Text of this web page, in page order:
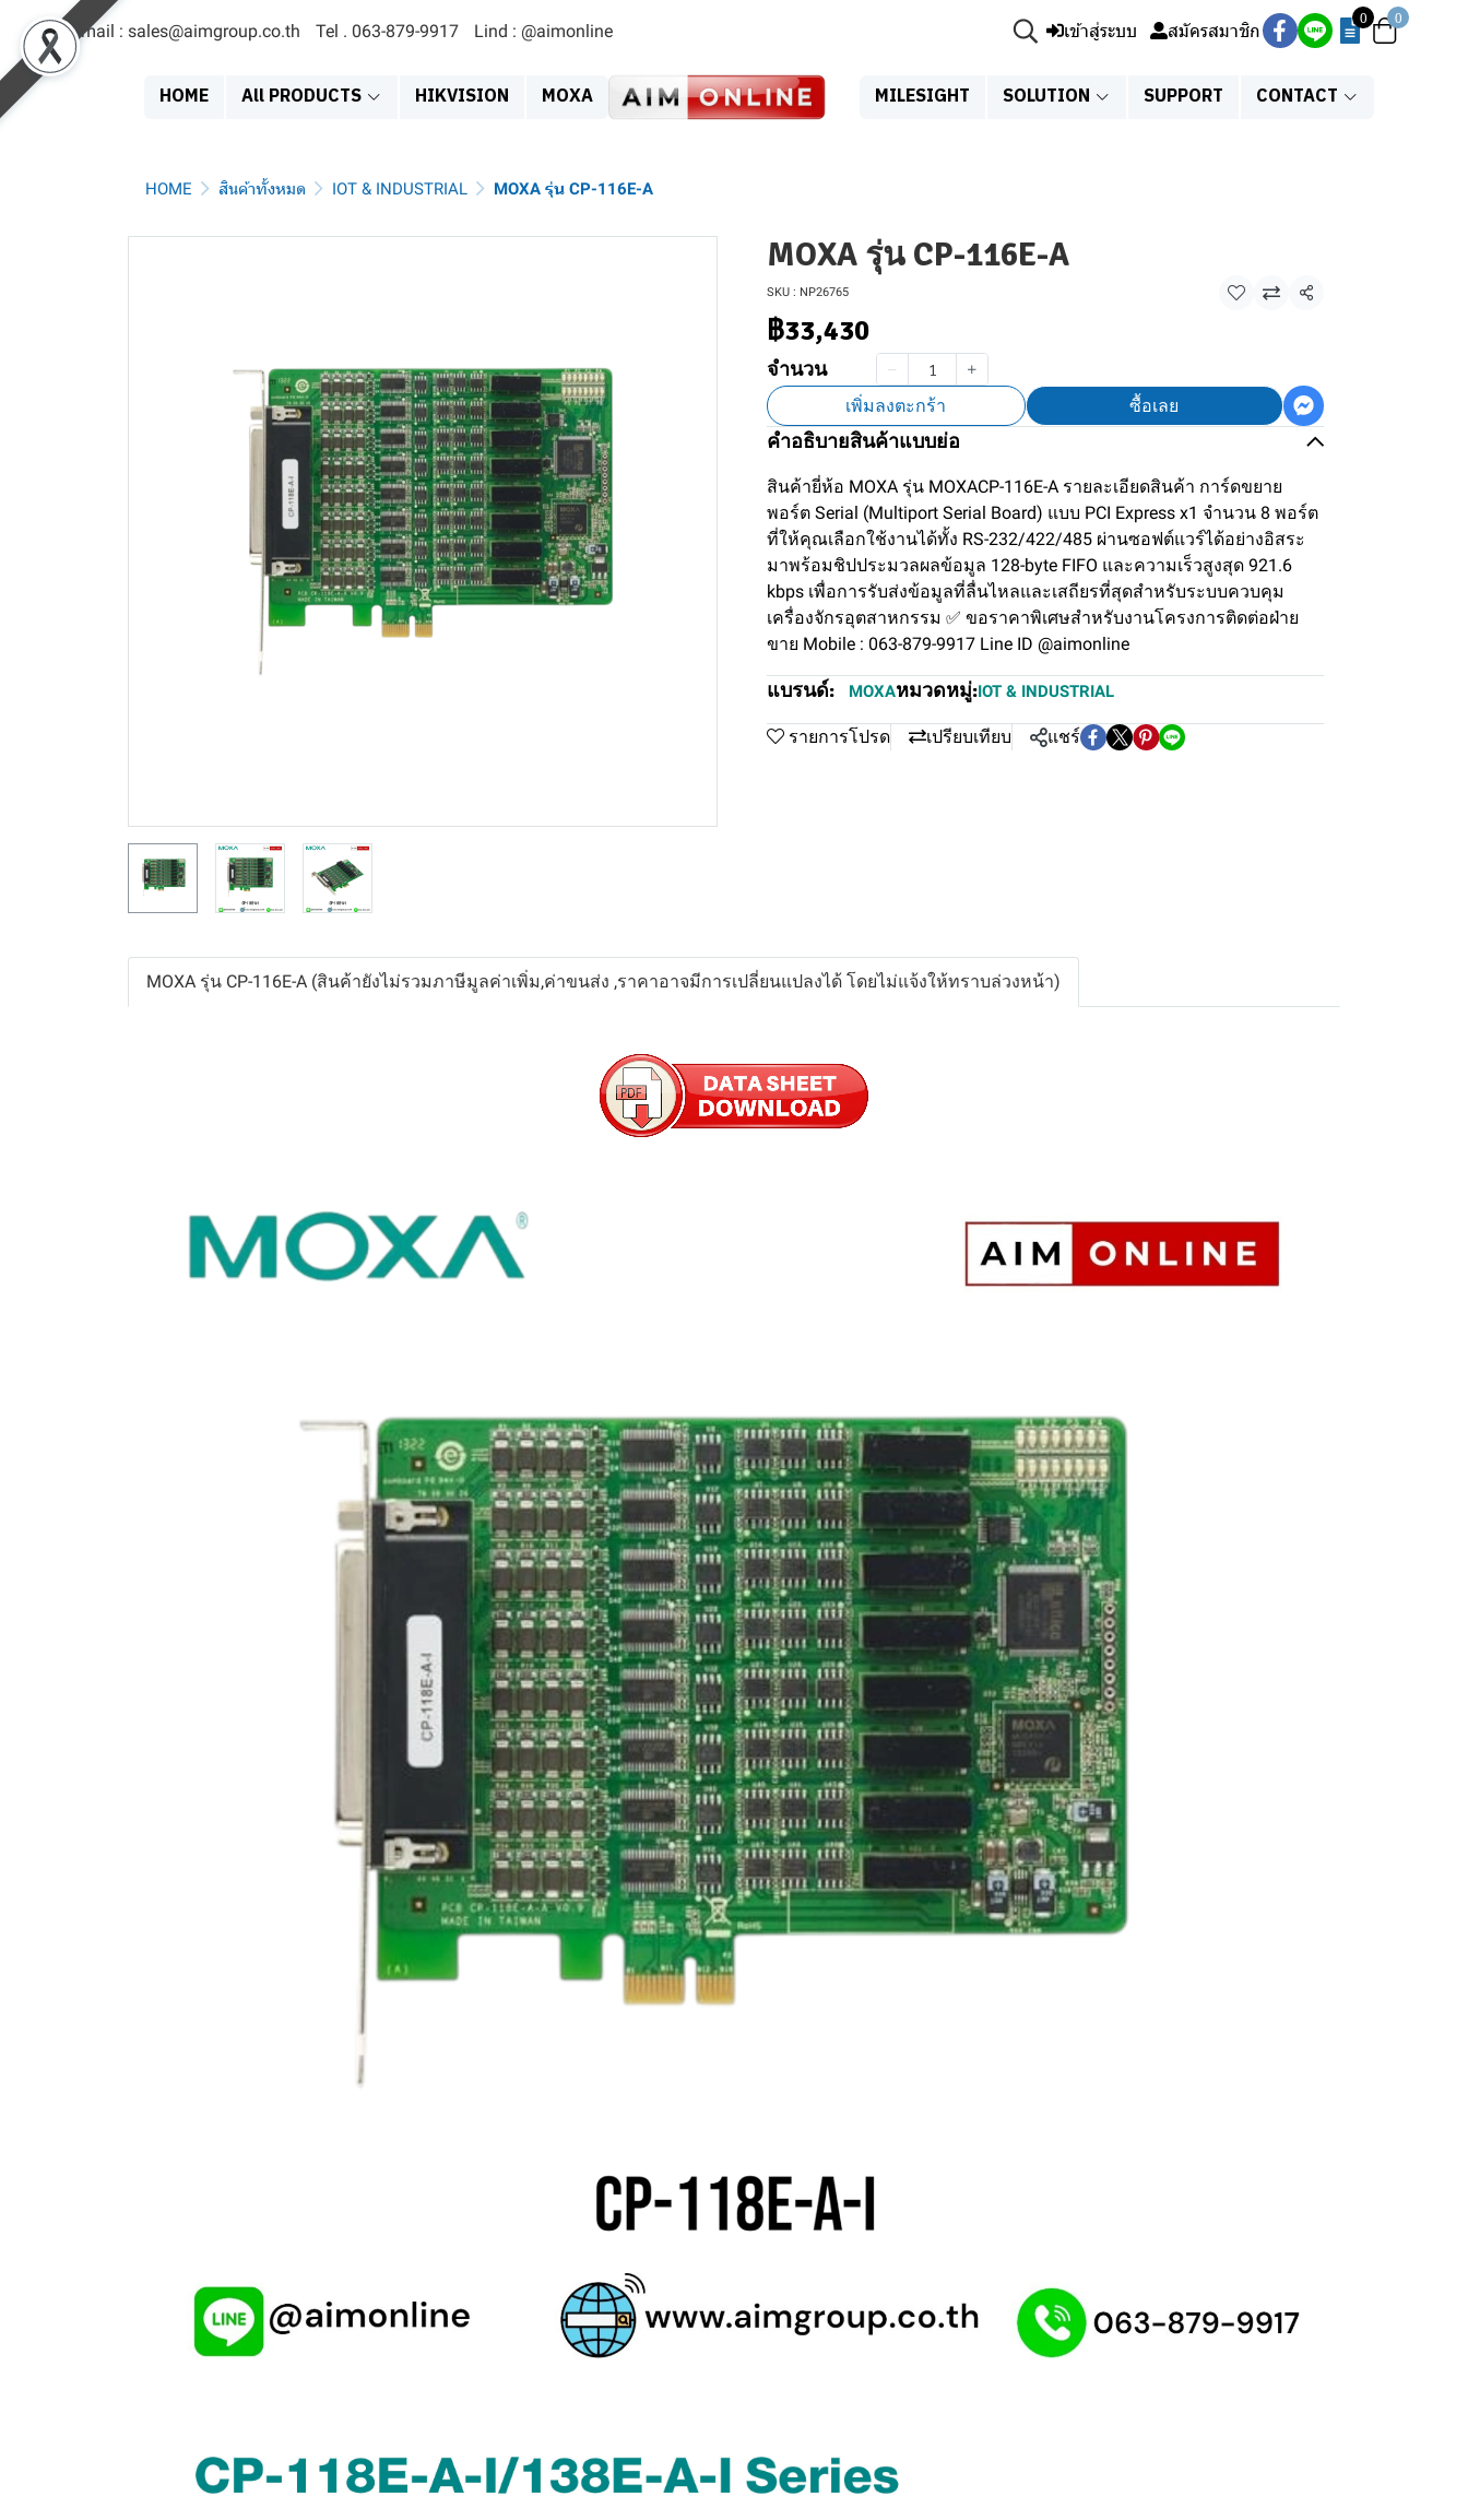
Email : sales@aimgroup.co.th Tel . 063-879-9917 Lind : @aimonline เข้าสู่ระบบ สมัครสมาชิก
0 0
HOME All PRODUCTS HIKVISION MOXA MILESIGHT SOLUTION SUPPORT CONTACT
HOME สินค้าทั้งหมด IOT & INDUSTRIAL MOXA รุ่น CP-116E-A
MOXA รุ่น CP-116E-A
SKU : NP26765 แชร์
฿33,430
จำนวน
เพิ่มลงตะกร้า ซื้อเลย
คำอธิบายสินค้าแบบย่อ
สินค้ายี่ห้อ MOXA รุ่น MOXACP-116E-A รายละเอียดสินค้า การ์ดขยาย
พอร์ต Serial (Multiport Serial Board) แบบ PCI Express x1 จำนวน 8 พอร์ต
ที่ให้คุณเลือกใช้งานได้ทั้ง RS-232/422/485 ผ่านซอฟต์แวร์ได้อย่างอิสระ
มาพร้อมชิปประมวลผลข้อมูล 128-byte FIFO และความเร็วสูงสุด 921.6
kbps เพื่อการรับส่งข้อมูลที่ลื่นไหลและเสถียรที่สุดสำหรับระบบควบคุม
เครื่องจักรอุตสาหกรรม ✅ ขอราคาพิเศษสำหรับงานโครงการติดต่อฝ่าย
ขาย Mobile : 063-879-9917 Line ID @aimonline
แบรนด์: MOXAหมวดหมู่:IOT & INDUSTRIAL
รายการโปรด เปรียบเทียบ แชร์
MOXA รุ่น CP-116E-A (สินค้ายังไม่รวมภาษีมูลค่าเพิ่ม,ค่าขนส่ง ,ราคาอาจมีการเปลี่ยนแปลงได้ โดยไม่แจ้งให้ทราบล่วงหน้า)